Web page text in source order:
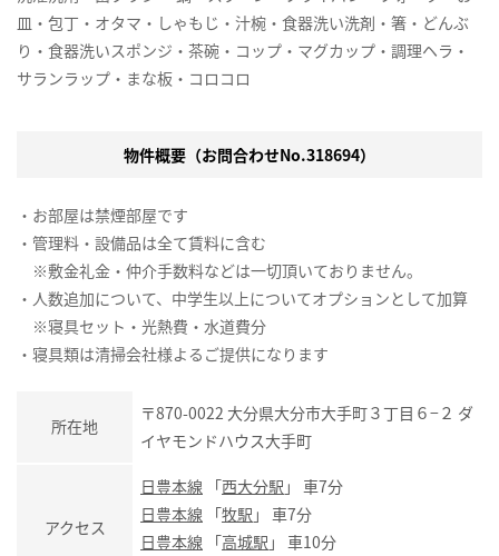
皿・包丁・オタマ・しゃもじ・汁椀・食器洗い洗剤・箸・どんぶ
り・食器洗いスポンジ・茶碗・コップ・マグカップ・調理ヘラ・
サランラップ・まな板・コロコロ
物件概要（お問合わせNo.318694）
・お部屋は禁煙部屋です
・管理料・設備品は全て賃料に含む
※敷金礼金・仲介手数料などは一切頂いておりません。
・人数追加について、中学生以上についてオプションとして加算
※寝具セット・光熱費・水道費分
・寝具類は清掃会社様よるご提供になります
所在地
〒870-0022 大分県大分市大手町３丁目６−２ ダ
イヤモンドハウス大手町
アクセス
日豊本線 「西大分駅 」 車7分
日豊本線 「牧駅 」 車7分
日豊本線 「高城駅 」 車10分